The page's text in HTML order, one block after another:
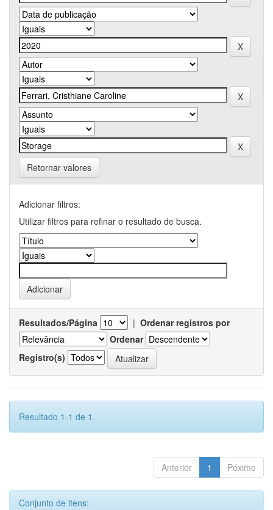
Retornar valores
Adicionar filtros:
Utilizar filtros para refinar o resultado de busca.
Resultados/Página | Ordenar registros por
Ordenar
Registro(s)
Resultado 1-1 de 1.
Anterior 1 Póximo
Conjunto de itens: